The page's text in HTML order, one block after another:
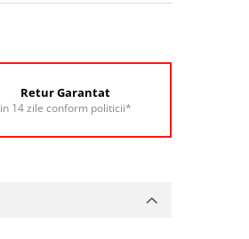
Retur Garantat
in 14 zile conform politicii*